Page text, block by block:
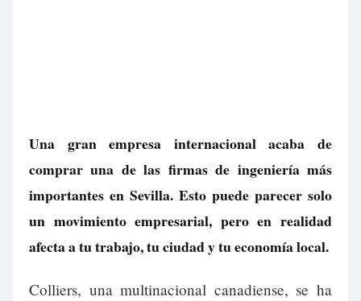
Una gran empresa internacional acaba de
comprar una de las firmas de ingeniería más
importantes en Sevilla. Esto puede parecer solo
un movimiento empresarial, pero en realidad
afecta a tu trabajo, tu ciudad y tu economía local.
Colliers, una multinacional canadiense, se ha